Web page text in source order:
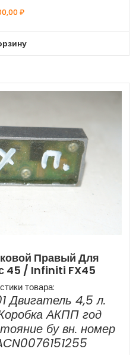
₽
Правый Для
45 / Infiniti FX45
товара:
Двигатель 4,5 л.
АКПП год
бу вн. номер